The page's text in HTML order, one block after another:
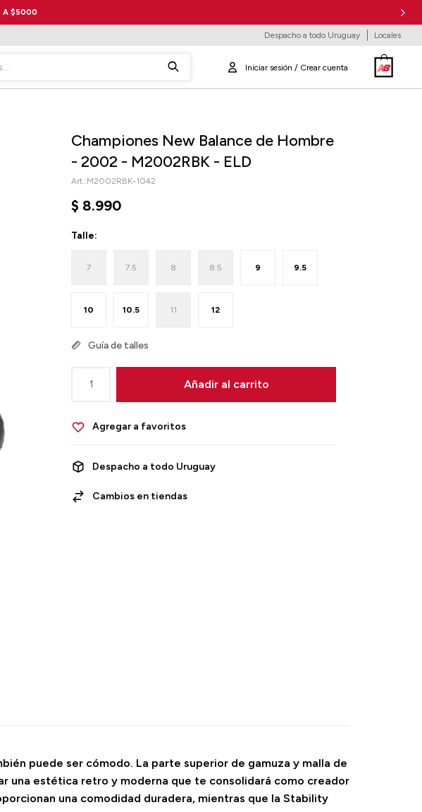
A $5000
Despacho a todo Uruguay Locales
Championes New Balance de Hombre
- 2002 - M2002RBK - ELD
M2002RBK-1042
$ 8.990
Talle:
7 7.5 8 8.5 9 9.5
10 10.5 11 12
Guía de talles
1 Añadir al carrito
Despacho a todo Uruguay
Cambios en tiendas
puede ser cómodo. La parte superior de gamuza y malla de
una estética retro y moderna que te consolidará como creador
una comodidad duradera, mientras que la Stability